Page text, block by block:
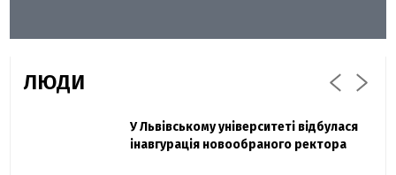
ЛЮДИ
Павло Дак
«Час не лікує, лише притуплює біль»:
Захисник "Азовсталі" Діанов вдруге
одружився та показав фото з весілля
У Львівському університеті відбулася
інавгурація новообраного ректора